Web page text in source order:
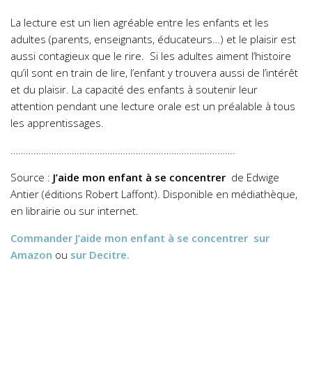
La lecture est un lien agréable entre les enfants et les
adultes (parents, enseignants, éducateurs…) et le plaisir est
aussi contagieux que le rire. Si les adultes aiment l’histoire
qu’il sont en train de lire, l’enfant y trouvera aussi de l’intérêt
et du plaisir. La capacité des enfants à soutenir leur
attention pendant une lecture orale est un préalable à tous
les apprentissages.
Source : J’aide mon enfant à se concentrer de Edwige
Antier (éditions Robert Laffont). Disponible en médiathèque,
en librairie ou sur internet.
Commander J’aide mon enfant à se concentrer sur
Amazon ou sur Decitre.